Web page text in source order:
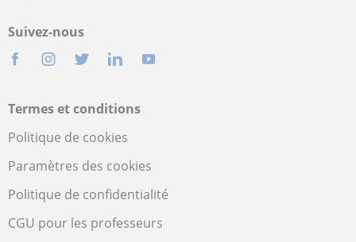
Suivez-nous
Termes et conditions
Politique de cookies
Paramètres des cookies
Politique de confidentialité
CGU pour les professeurs